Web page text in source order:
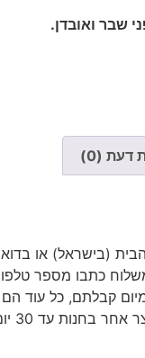
שבר ואובדן.
דעת (0)
(בישראל) או
כתבו מספר
קבלתם, כל עוד
עד 30 יום מיום קבלתו.